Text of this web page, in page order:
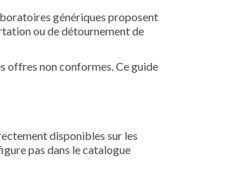
génériques proposent
ou de détournement de
offres non conformes. Ce guide
disponibles sur les
pas dans le catalogue